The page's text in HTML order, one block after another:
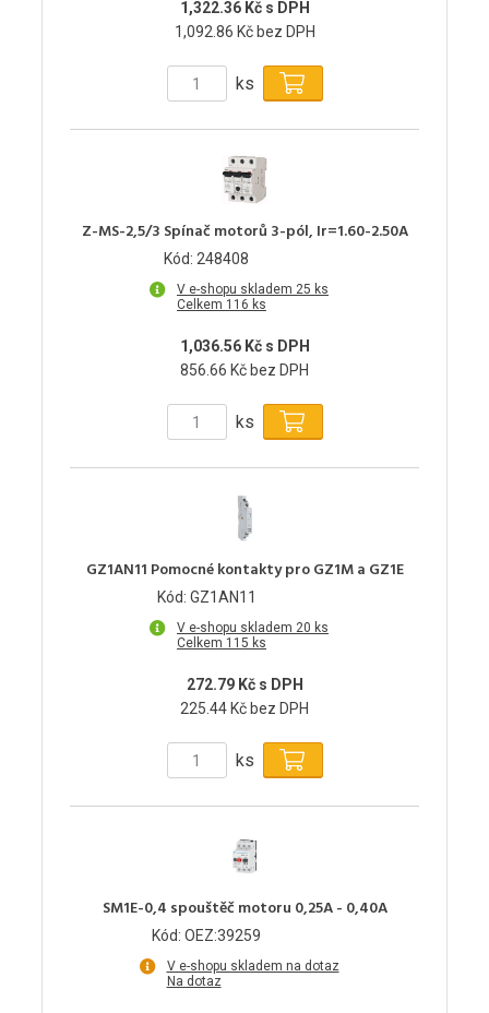
1,322.36 Kč s DPH
1,092.86 Kč bez DPH
ks
Z-MS-2,5/3 Spínač motorů 3-pól, Ir=1.60-2.50A
Kód: 248408
V e-shopu skladem 25 ks
Celkem 116 ks
1,036.56 Kč s DPH
856.66 Kč bez DPH
ks
GZ1AN11 Pomocné kontakty pro GZ1M a GZ1E
Kód: GZ1AN11
V e-shopu skladem 20 ks
Celkem 115 ks
272.79 Kč s DPH
225.44 Kč bez DPH
ks
SM1E-0,4 spouštěč motoru 0,25A - 0,40A
Kód: OEZ:39259
V e-shopu skladem na dotaz
Na dotaz